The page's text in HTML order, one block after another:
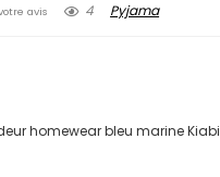
avis 4 Pyjama
homewear bleu marine Kiabi